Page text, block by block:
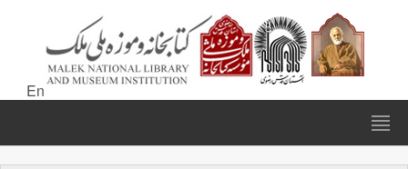
En